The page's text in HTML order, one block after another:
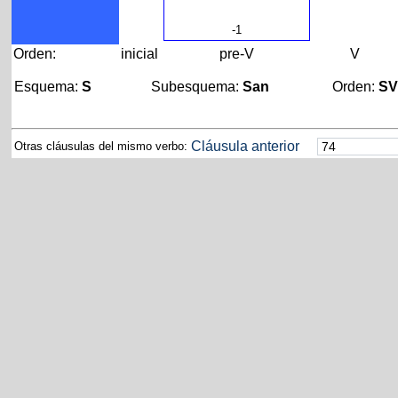
-1
Orden: inicial pre-V V
Esquema: S Subesquema:San Orden:SV
Otras cláusulas del mismo verbo: Cláusula anterior